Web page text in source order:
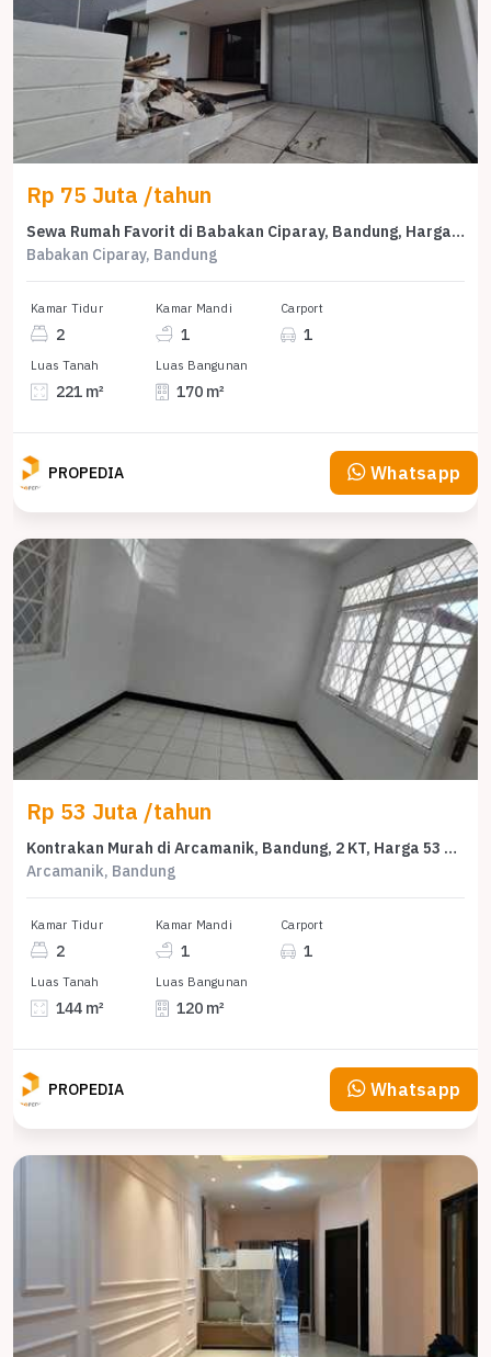
Rp 75 Juta /tahun
Sewa Rumah Favorit di Babakan Ciparay, Bandung, Harga Terjangkau
Babakan Ciparay, Bandung
Kamar Tidur
2
Kamar Mandi
1
Carport
1
Luas Tanah
221 m²
Luas Bangunan
170 m²
PROPEDIA Whatsapp
Rp 53 Juta /tahun
Kontrakan Murah di Arcamanik, Bandung, 2 KT, Harga 53 Juta /tahun
Arcamanik, Bandung
Kamar Tidur
2
Kamar Mandi
1
Carport
1
Luas Tanah
144 m²
Luas Bangunan
120 m²
PROPEDIA Whatsapp